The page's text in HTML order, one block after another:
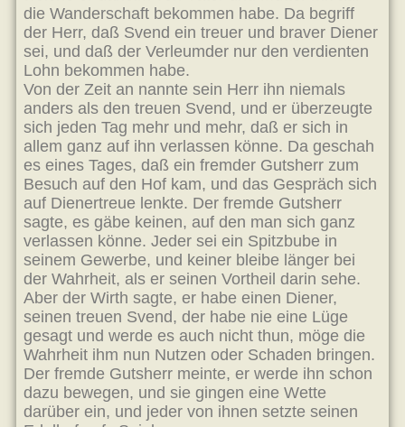
die Wanderschaft bekommen habe. Da begriff
der Herr, daß Svend ein treuer und braver Diener
sei, und daß der Verleumder nur den verdienten
Lohn bekommen habe.
Von der Zeit an nannte sein Herr ihn niemals
anders als den treuen Svend, und er überzeugte
sich jeden Tag mehr und mehr, daß er sich in
allem ganz auf ihn verlassen könne. Da geschah
es eines Tages, daß ein fremder Gutsherr zum
Besuch auf den Hof kam, und das Gespräch sich
auf Dienertreue lenkte. Der fremde Gutsherr
sagte, es gäbe keinen, auf den man sich ganz
verlassen könne. Jeder sei ein Spitzbube in
seinem Gewerbe, und keiner bleibe länger bei
der Wahrheit, als er seinen Vortheil darin sehe.
Aber der Wirth sagte, er habe einen Diener,
seinen treuen Svend, der habe nie eine Lüge
gesagt und werde es auch nicht thun, möge die
Wahrheit ihm nun Nutzen oder Schaden bringen.
Der fremde Gutsherr meinte, er werde ihn schon
dazu bewegen, und sie gingen eine Wette
darüber ein, und jeder von ihnen setzte seinen